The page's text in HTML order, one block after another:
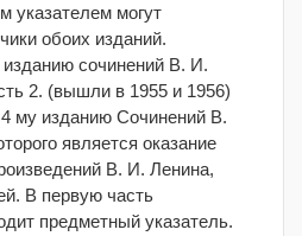
могут
обоих изданий.
сочинений В. И.
2. (вышли в 1955 и 1956)
му изданию Сочинений В.
является оказание
В. И. Ленина,
В первую часть
предметный указатель.